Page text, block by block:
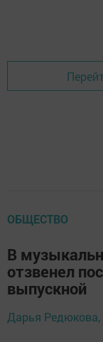
ОБЩЕСТВО
В
отзвенел
выпускной
Дарья Редюкова,